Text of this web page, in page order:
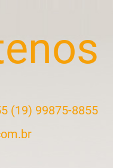
(19) 99875-8855